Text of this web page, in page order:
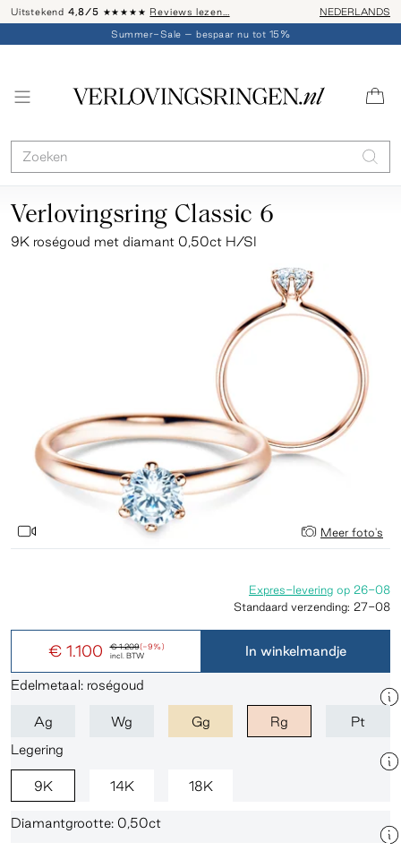
Uitstekend 4,8/5 ★★★★★ Reviews lezen… Advies: 020 -
NEDERLANDS
Summer-Sale – bespaar nu tot 15%
Verlovingsring Classic 6
9K roségoud met diamant 0,50ct H/SI
Meer foto's
€ 1.209(-9%)
€ 1.100 incl. BTW
Expres-levering op 26-08
Standaard verzending: 27-08
In winkelmandje
Edelmetaal: roségoud
Ag Wg Gg Rg
Pt
Legering
9K 14K 18K
Diamantgrootte: 0,50ct